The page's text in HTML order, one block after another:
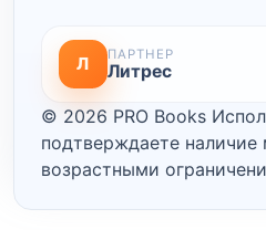
Л ПАРТНЕР
Литрес
© 2026 PRO Books
подтверждаете наличие
возрастными